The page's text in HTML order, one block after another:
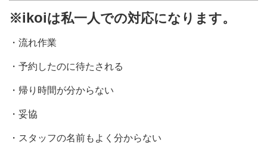
※ikoiは私一人での対応になります。
・流れ作業
・予約したのに待たされる
・帰り時間が分からない
・妥協
・スタッフの名前もよく分からない